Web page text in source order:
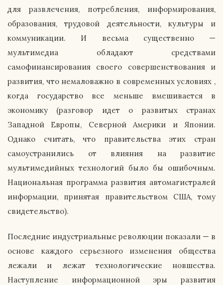
для развлечения, потребления, информирования,
образования, трудовой деятельности, культуры и
коммуникации. И весьма существенно —
мультимедиа обладают средствами
самофинансирования своего совершенствования и
развития, что немаловажно в современных условиях ,
когда государство все меньше вмешивается в
экономику (разговор идет о развитых странах
Западной Европы, Северной Америки и Японии.
Однако считать, что правительства этих стран
самоустранились от влияния на развитие
мультимедийных технологий было бы ошибочным.
Национальная программа развития автомагистралей
информации, принятая правительством США, тому
свидетельство).
Последние индустриальные революции показали — в
основе каждого серьезного изменения общества
лежали и лежат технологические новшества.
Наступление информационной эры развития